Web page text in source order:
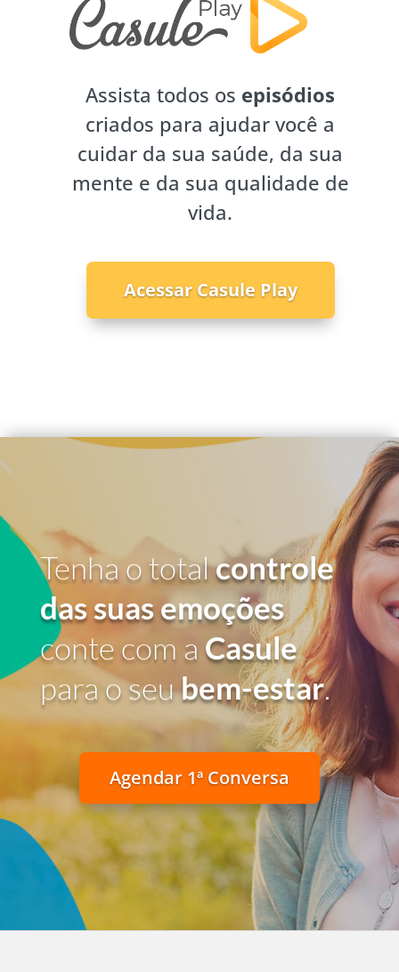
Assista todos os episódios
criados para ajudar você a
cuidar da sua saúde, da sua
mente e da sua qualidade de
vida.
Acessar Casule Play
Tenha o totalcontrole
das suas emoções
conte com a Casule
para o seubem-estar.
Agendar 1ª Conversa